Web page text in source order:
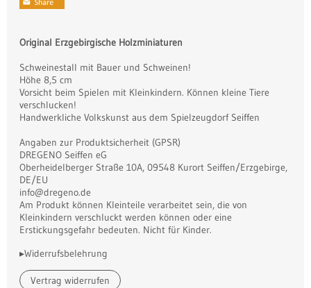
Original Erzgebirgische Holzminiaturen
Schweinestall mit Bauer und Schweinen!
Höhe 8,5 cm
Vorsicht beim Spielen mit Kleinkindern. Können kleine Tiere
verschlucken!
Handwerkliche Volkskunst aus dem Spielzeugdorf Seiffen
Angaben zur Produktsicherheit (GPSR)
DREGENO Seiffen eG
Oberheidelberger Straße 10A, 09548 Kurort Seiffen/Erzgebirge,
DE/EU
info@dregeno.de
Am Produkt können Kleinteile verarbeitet sein, die von
Kleinkindern verschluckt werden können oder eine
Erstickungsgefahr bedeuten. Nicht für Kinder.
▸Widerrufsbelehrung
Vertrag widerrufen